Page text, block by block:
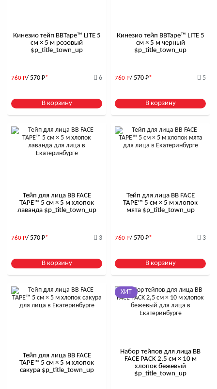
Кинезио тейп BBTape™ LITE 5
см × 5 м розовый
$р_title_town_up
760 Р/ 570 Р* 6
В корзину
Кинезио тейп BBTape™ LITE 5
см × 5 м черный
$р_title_town_up
760 Р/ 570 Р* 5
В корзину
Тейп для лица BB FACE
TAPE™ 5 см × 5 м хлопок
лаванда $р_title_town_up
760 Р/ 570 Р* 3
В корзину
Тейп для лица BB FACE
TAPE™ 5 см × 5 м хлопок
мята $р_title_town_up
760 Р/ 570 Р* 3
В корзину
Тейп для лица BB FACE
TAPE™ 5 см × 5 м хлопок
сакура $р_title_town_up
ХИТ
Набор тейпов для лица BB
FACE PACK 2,5 см × 10 м
хлопок бежевый
$р_title_town_up